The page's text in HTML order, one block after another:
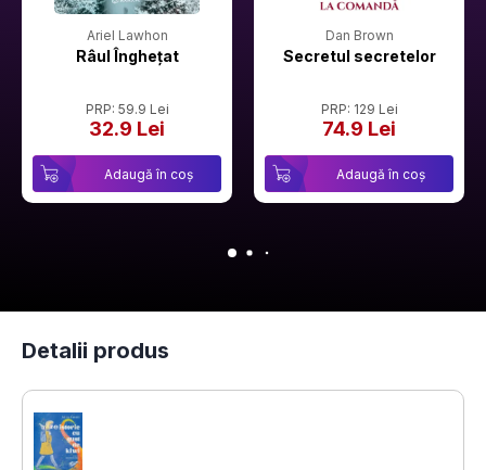
Ariel Lawhon
Râul Înghețat
PRP: 59.9 Lei
32.9 Lei
Adaugă în coș
Dan Brown
Secretul secretelor
PRP: 129 Lei
74.9 Lei
Adaugă în coș
Detalii produs